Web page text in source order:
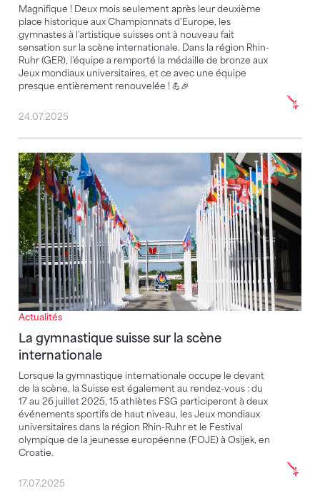
Magnifique ! Deux mois seulement après leur deuxième
place historique aux Championnats d'Europe, les
gymnastes à l'artistique suisses ont à nouveau fait
sensation sur la scène internationale. Dans la région Rhin-
Ruhr (GER), l'équipe a remporté la médaille de bronze aux
Jeux mondiaux universitaires, et ce avec une équipe
presque entièrement renouvelée ! 💪🎉
24.07.2025
Actualités
La gymnastique suisse sur la scène
internationale
Lorsque la gymnastique internationale occupe le devant
de la scène, la Suisse est également au rendez-vous : du
17 au 26 juillet 2025, 15 athlètes FSG participeront à deux
événements sportifs de haut niveau, les Jeux mondiaux
universitaires dans la région Rhin-Ruhr et le Festival
olympique de la jeunesse européenne (FOJE) à Osijek, en
Croatie.
La gymnastique suisse sur la scène internationale
17.07.2025